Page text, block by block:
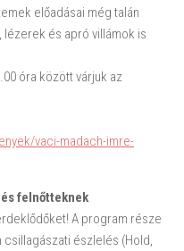
előadásai még talán
és apró villámok is
óra között várjuk az
vaci-madach-imre-
felnőtteknek
A program része
észlelés (Hold,